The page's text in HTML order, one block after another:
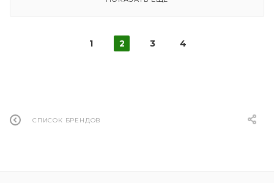
1 2 3 4
СПИСОК БРЕНДОВ